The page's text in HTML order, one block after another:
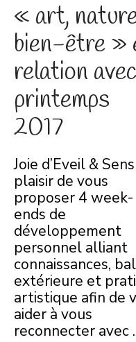
« art,
bien-être »
relation
printemps
2017
Joie d’Eveil &
plaisir de vous
proposer 4 week-
ends de
développement
personnel alliant
connaissances,
extérieure et
artistique afin de
aider à vous
reconnecter avec